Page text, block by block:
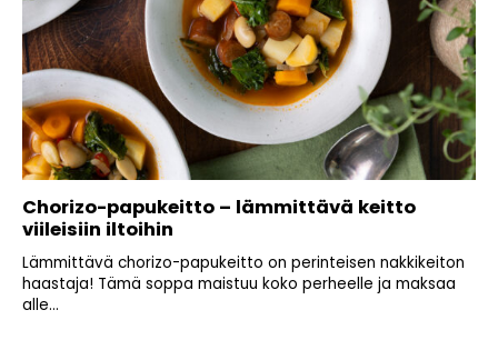
Chorizo-papukeitto – lämmittävä keitto
viileisiin iltoihin
Lämmittävä chorizo-papukeitto on perinteisen nakkikeiton
haastaja! Tämä soppa maistuu koko perheelle ja maksaa
alle...